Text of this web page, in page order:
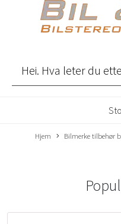
Hjem Bilmerke tilbehør